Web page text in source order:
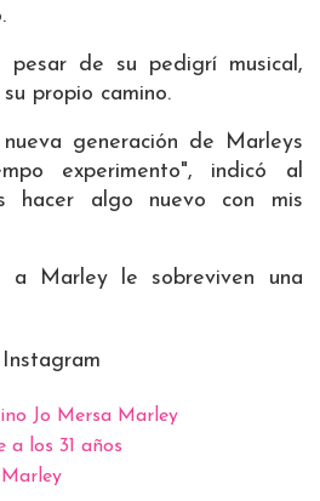
de su pedigrí musical,
propio camino.
generación de Marleys
experimento", indicó al
hacer algo nuevo con mis
a Marley le sobreviven una
Instagram
Jo Mersa Marley
a los 31 años